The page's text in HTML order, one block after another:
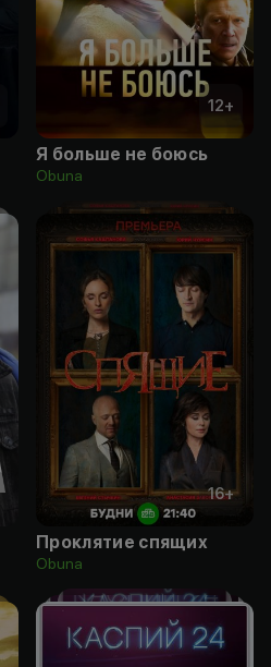
12+
Я больше не боюсь
Obuna
16+
Проклятие спящих
Obuna